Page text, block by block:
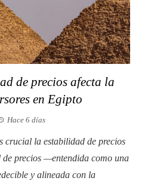
de precios afecta la
en Egipto
Hace 6 días
crucial la estabilidad de precios
precios —entendida como una
y alineada con la